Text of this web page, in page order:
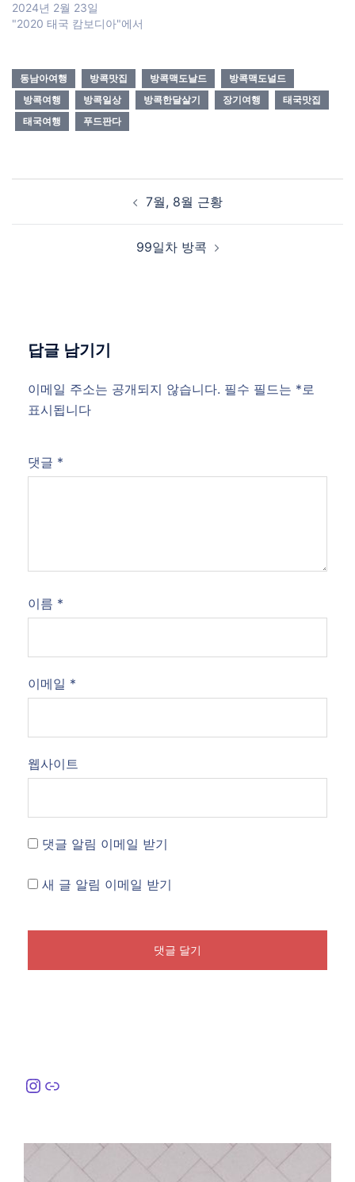
2024년 2월 23일
"2020 태국 캄보디아"에서
동남아여행 방콕맛집 방콕맥도날드
방콕맥도널드
방콕여행
방콕일상 방콕한달살기 장기여행
태국맛집
태국여행
푸드판다
7월, 8월 근황
99일차 방콕
답글 남기기
이메일 주소는 공개되지 않습니다. 필수 필드는 *로
표시됩니다
댓글 *
이름 *
이메일 *
웹사이트
댓글 알림 이메일 받기
새 글 알림 이메일 받기
Instagram
링크